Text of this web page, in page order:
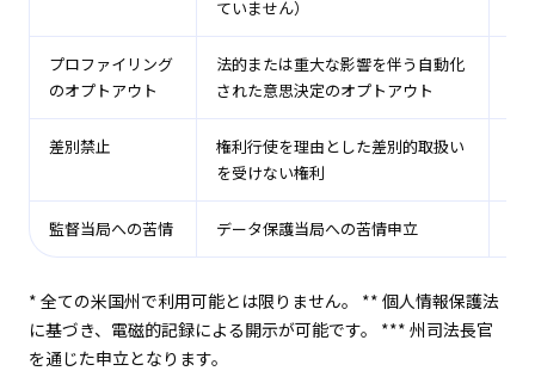
ていません）
プロファイリング
のオプトアウト
法的または重大な影響を伴う自動化
された意思決定のオプトアウト
差別禁止
権利行使を理由とした差別的取扱い
を受けない権利
監督当局への苦情 データ保護当局への苦情申立
* 全ての米国州で利用可能とは限りません。 ** 個人情報保護法
に基づき、電磁的記録による開示が可能です。 *** 州司法長官
を通じた申立となります。